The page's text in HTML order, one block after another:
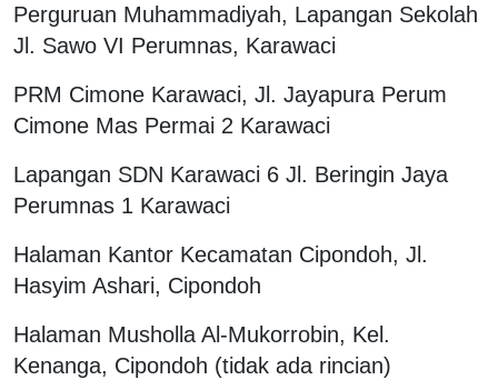
Perguruan Muhammadiyah, Lapangan Sekolah
Jl. Sawo VI Perumnas, Karawaci
PRM Cimone Karawaci, Jl. Jayapura Perum
Cimone Mas Permai 2 Karawaci
Lapangan SDN Karawaci 6 Jl. Beringin Jaya
Perumnas 1 Karawaci
Halaman Kantor Kecamatan Cipondoh, Jl.
Hasyim Ashari, Cipondoh
Halaman Musholla Al-Mukorrobin, Kel.
Kenanga, Cipondoh (tidak ada rincian)